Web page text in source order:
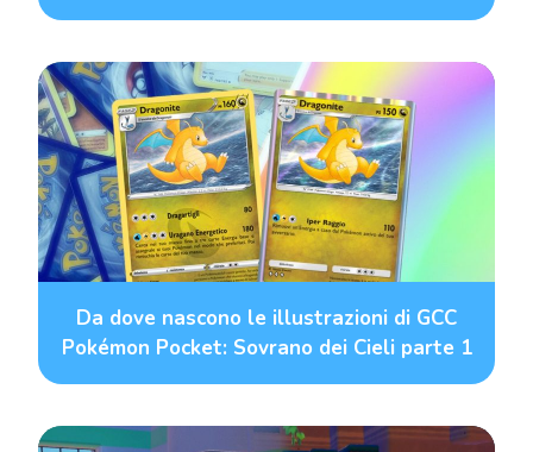
Da dove nascono le illustrazioni di GCC
Pokémon Pocket: Sovrano dei Cieli parte 1